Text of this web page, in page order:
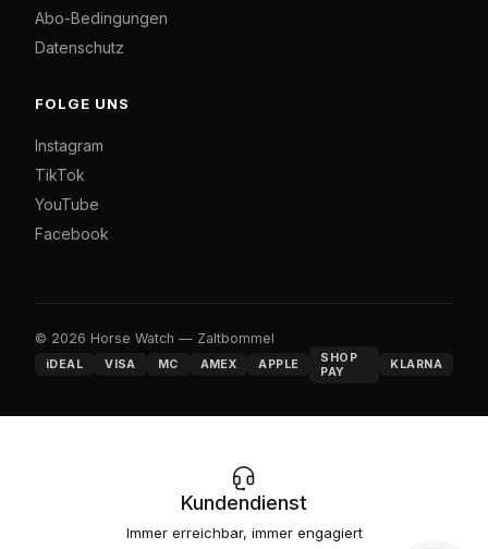
Abo-Bedingungen
Datenschutz
FOLGE UNS
Instagram
TikTok
YouTube
Facebook
© 2026 Horse Watch — Zaltbommel
iDEAL VISA MC AMEX APPLE
SHOP
PAY
KLARNA
Kundendienst
Immer erreichbar, immer engagiert